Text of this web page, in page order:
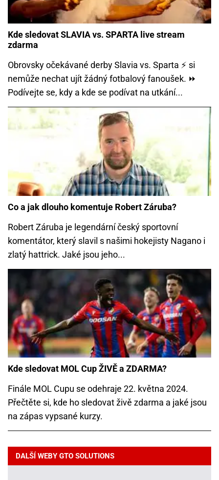
Kde sledovat SLAVIA vs. SPARTA live stream
zdarma
Obrovsky očekávané derby Slavia vs. Sparta ⚡ si
nemůže nechat ujít žádný fotbalový fanoušek. ⏩
Podívejte se, kdy a kde se podívat na utkání...
Co a jak dlouho komentuje Robert Záruba?
Robert Záruba je legendární český sportovní
komentátor, který slavil s našimi hokejisty Nagano i
zlatý hattrick. Jaké jsou jeho...
Kde sledovat MOL Cup ŽIVĚ a ZDARMA?
Finále MOL Cupu se odehraje 22. května 2024.
Přečtěte si, kde ho sledovat živě zdarma a jaké jsou
na zápas vypsané kurzy.
DALŠÍ WEBY GTO SOLUTIONS